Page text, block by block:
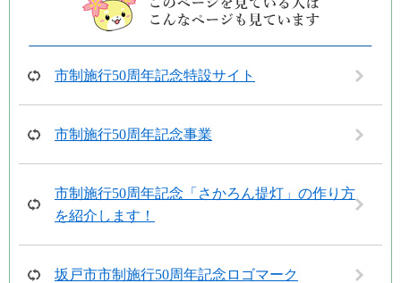
市制施行50周年記念特設サイト
市制施行50周年記念事業
市制施行50周年記念「さかろん提灯」の作り方
を紹介します！
坂戸市市制施行50周年記念ロゴマーク